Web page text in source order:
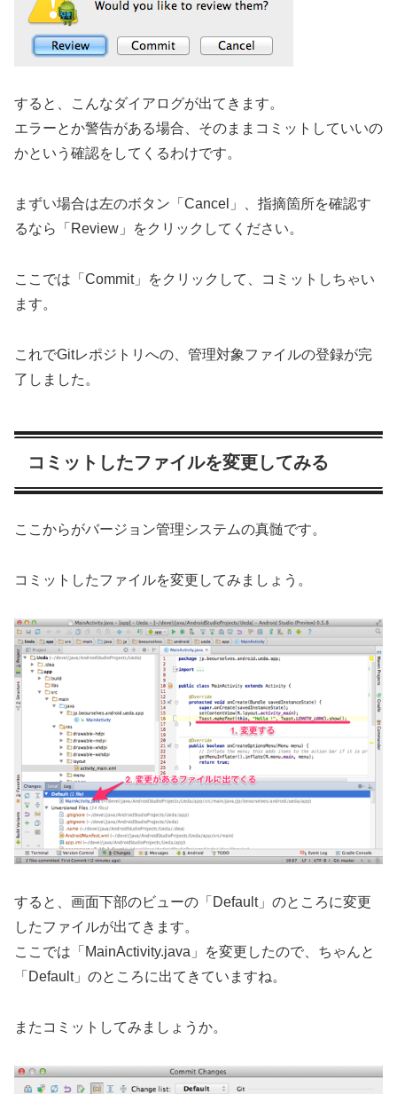
すると、こんなダイアログが出てきます。
エラーとか警告がある場合、そのままコミットしていいの
かという確認をしてくるわけです。
まずい場合は左のボタン「Cancel」、指摘箇所を確認す
るなら「Review」をクリックしてください。
ここでは「Commit」をクリックして、コミットしちゃい
ます。
これでGitレポジトリへの、管理対象ファイルの登録が完
了しました。
コミットしたファイルを変更してみる
ここからがバージョン管理システムの真髄です。
コミットしたファイルを変更してみましょう。
すると、画面下部のビューの「Default」のところに変更
したファイルが出てきます。
ここでは「MainActivity.java」を変更したので、ちゃんと
「Default」のところに出てきていますね。
またコミットしてみましょうか。